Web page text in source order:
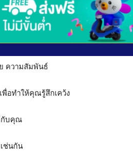
ความสัมพันธ์
อทำให้คุณรู้สึกเคว้ง
กับคุณ
ช่นกัน